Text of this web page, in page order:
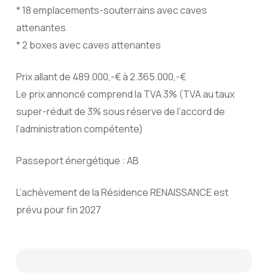
* 18 emplacements-souterrains avec caves
attenantes
* 2 boxes avec caves attenantes
Prix allant de 489.000,-€ à 2.365.000,-€
Le prix annoncé comprend la TVA 3% (TVA au taux
super-réduit de 3% sous réserve de l’accord de
l’administration compétente)
Passeport énergétique : AB
L’achèvement de la Résidence RENAISSANCE est
prévu pour fin 2027